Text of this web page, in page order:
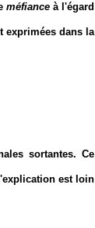
méfianceà l'égard
exprimées dans la
sortantes. Ce
est loin